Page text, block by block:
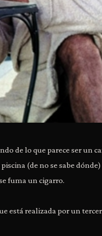
de lo que parece ser un
(de no se sabe
fuma un cigarro.
está realizada por un